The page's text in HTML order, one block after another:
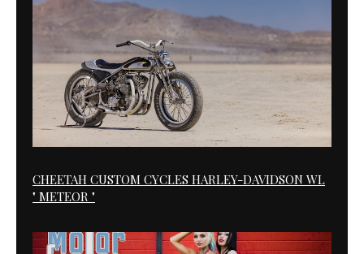
CHEETAH CUSTOM CYCLES HARLEY-DAVIDSON WL
" METEOR "